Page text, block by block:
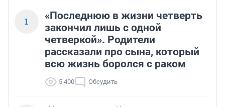
1
«Последнюю в жизни четверть
закончил лишь с одной
четверкой». Родители
рассказали про сына, который
всю жизнь боролся с раком
5 400 Обсудить